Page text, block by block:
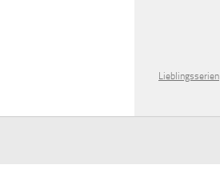
Lieblingsserien